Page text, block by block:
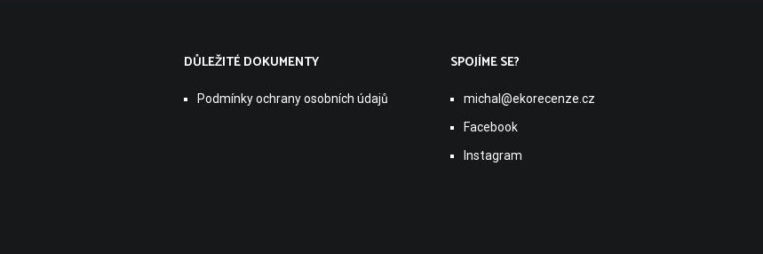
DŮLEŽITÉ DOKUMENTY
Podmínky ochrany osobních údajů
SPOJÍME SE?
michal@ekorecenze.cz
Facebook
Instagram